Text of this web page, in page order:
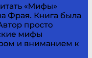
«Мифы»
Фрая. Книга была
просто
мифы
и вниманием к